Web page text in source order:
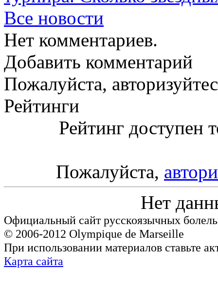
Все новости
Нет комментариев.
Добавить комментарий
Пожалуйста,
Рейтинги
Рейтинг доступен
Пожалуйста,
Нет
Официальный сайт русскоязычных
© 2006-2012 Olympique de Marseille
При использовании материалов ставьте
Карта сайта